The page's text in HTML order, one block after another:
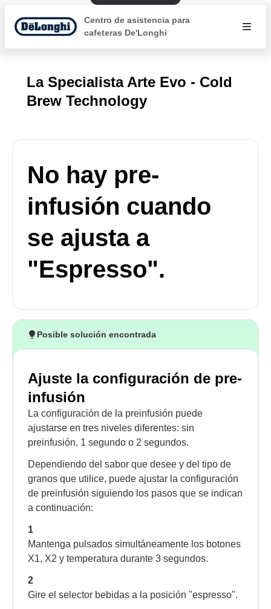
Centro de asistencia para
cafeteras De'Longhi
La Specialista Arte Evo - Cold
Brew Technology
No hay pre-
infusión cuando
se ajusta a
"Espresso".
Posible solución encontrada
Ajuste la configuración de pre-
infusión
La configuración de la preinfusión puede
ajustarse en tres niveles diferentes: sin
preinfusión, 1 segundo o 2 segundos.
Dependiendo del sabor que desee y del tipo de
granos que utilice, puede ajustar la configuración
de preinfusión siguiendo los pasos que se indican
a continuación:
1
Mantenga pulsados simultáneamente los botones
X1, X2 y temperatura durante 3 segundos.
2
Gire el selector bebidas a la posición "espresso".